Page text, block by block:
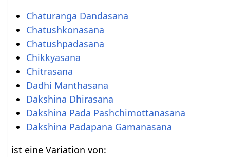
Chaturanga Dandasana
Chatushkonasana
Chatushpadasana
Chikkyasana
Chitrasana
Dadhi Manthasana
Dakshina Dhirasana
Dakshina Pada Pashchimottanasana
Dakshina Padapana Gamanasana
ist eine Variation von: